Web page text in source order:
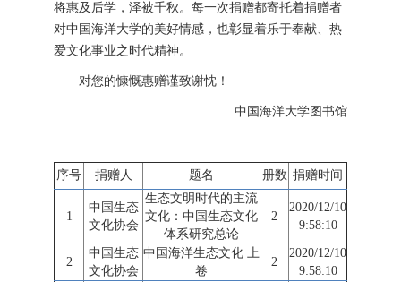
将惠及后学，泽被千秋。每一次捐赠都寄托着捐赠者
对中国海洋大学的美好情感，也彰显着乐于奉献、热
爱文化事业之时代精神。
对您的慷慨惠赠谨致谢忱！
中国海洋大学图书馆
序号 捐赠人 题名 册数 捐赠时间
1
中国生态
文化协会
生态文明时代的主流
文化：中国生态文化
体系研究总论
2
2020/12/10
9:58:10
2
中国生态
文化协会
中国海洋生态文化 上
卷
2
2020/12/10
9:58:10